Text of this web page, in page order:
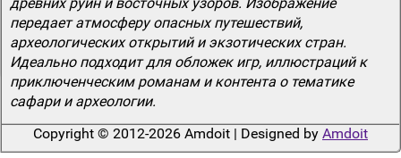
передает атмосферу опасных путешествий,
археологических открытий и экзотических стран.
Идеально подходит для обложек игр, иллюстраций к
приключенческим романам и контента о тематике
сафари и археологии.
Copyright © 2012-2026 Amdoit | Designed by Amdoit